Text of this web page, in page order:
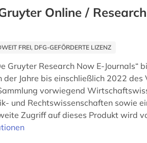
Online /
FREI, DFG-GEFÖRDERTE LIZENZ
Gruyter Research Now E-
der Jahre bis einschließlich 2022
vorwiegend
und Rechtswissenschaften sowie
Zugriff auf dieses Produkt wird